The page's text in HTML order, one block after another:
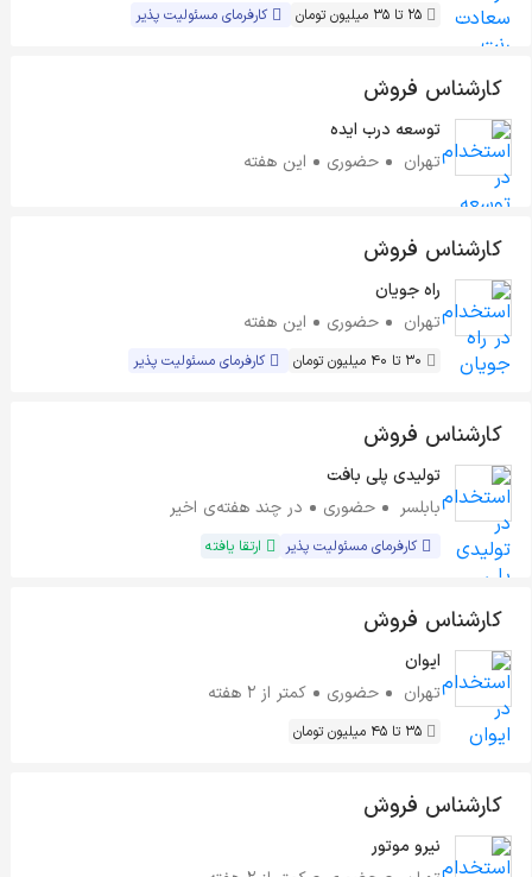
25 تا 35 میلیون تومان کارفرمای مسئولیت پذیر
کارشناس فروش
توسعه درب ایده
تهران
حضوری این هفته
کارشناس فروش
راه جویان
تهران
حضوری این هفته
30 تا 40 میلیون تومان کارفرمای مسئولیت پذیر
کارشناس فروش
تولیدی پلی بافت
بابلسر
حضوری در چند هفته‌ی اخیر
کارفرمای مسئولیت پذیر ارتقا یافته
کارشناس فروش
ایوان
تهران
حضوری کمتر از ۲ هفته
35 تا 45 میلیون تومان
کارشناس فروش
نیرو موتور